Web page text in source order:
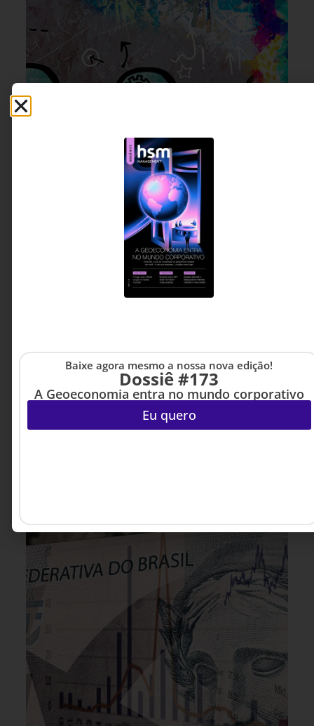
INOVAÇÃO & ESTRATÉGIA 7 DE AGOSTO DE 2026 09H00
O que separa empresas inovadoras das
que apenas fazem inovação
Programas de startups, laboratórios de inovação
e investimentos em inteligência artificial
tornaram-se comuns nas grandes organizações.
negócio. O artigo discute como estruturar
processos que convertam conhecimento externo
em decisões estratégicas capazes de gerar
crescimento, adaptação e vantagem competitiva.
Roberta Barros - Gerente
de Strategy, Innovation & 7 MINUTOS MIN DE LEITURA
Baixe agora mesmo a nossa nova edição!
Dossiê #173
A Geoeconomia entra no mundo corporativo
Eu quero